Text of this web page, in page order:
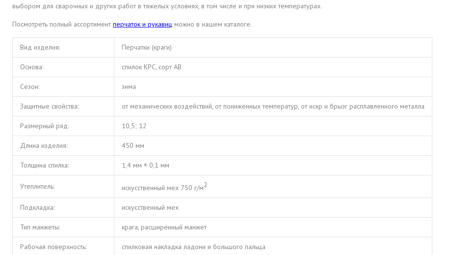
выбором для сварочных и других работ в тяжелых условиях, в том числе и при низких температурах.
Посмотреть полный ассортимент перчаток и рукавиц можно в нашем каталоге.
Вид изделия: Перчатки (краги)
Основа: спилок КРС, сорт АВ
Сезон: зима
Защитные свойства: от механических воздействий, от пониженных температур, от искр и брызг расплавленного металла
Размерный ряд: 10,5; 12
Длина изделия: 450 мм
Толщина спилка: 1,4 мм ± 0,1 мм
Утеплитель: искусственный мех 750 г/м2
Подкладка: искусственный мех
Тип манжеты: крага, расширенный манжет
Рабочая поверхность: спилковая накладка ладони и большого пальца